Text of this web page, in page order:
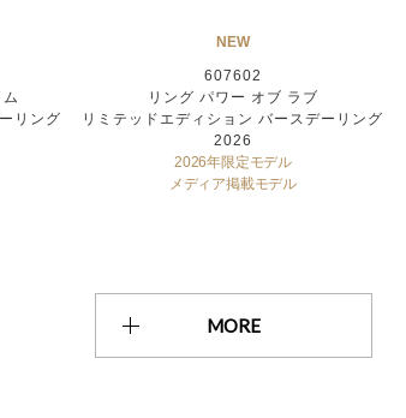
リング
NEW
607602
リング パワー オブ ラブ
リミテッドエディション バースデーリング
2026
2026年限定モデル
メディア掲載モデル
MORE